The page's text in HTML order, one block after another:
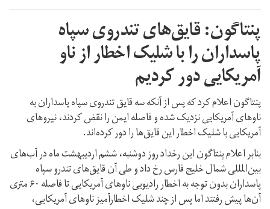
پنتاگون: قایق‌های تندروی سپاه
پاسداران را با شلیک اخطار از ناو
آمریکایی دور کردیم
پنتاگون اعلام کرد که پس از آنکه سه قایق تندروی سپاه پاسداران به
ناوهای آمریکایی نزدیک شده و فاصله ایمن را نقض کردند، نیروهای
آمریکایی با شلیک اخطار این قایق‌ها را دور کرده‌اند.
بنابر اعلام پنتاگون این رخداد روز دوشنبه، ششم اردیبهشت ماه در آب‌های
بین‌المللی شمال خلیج فارس رخ داد و طی آن قایق‌های تندرو سپاه
پاسداران بدون توجه به اخطار رادیویی ناوهای آمریکایی تا فاصله ۶۰ متری
آن‌ها پیش رفتند اما پس از چند شلیک اخطارآمیز ناوهای آمریکایی،